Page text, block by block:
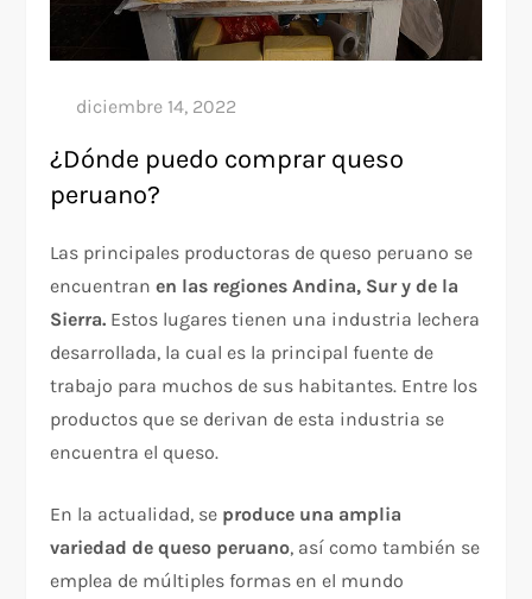
¿Dónde puedo comprar queso
peruano?
Las principales productoras de queso peruano se
encuentranen las regiones Andina, Sur y de la
Sierra. Estos lugares tienen una industria lechera
desarrollada, la cual es la principal fuente de
trabajo para muchos de sus habitantes. Entre los
productos que se derivan de esta industria se
encuentra el queso.
En la actualidad, se produce una amplia
variedad de queso peruano, así como también se
emplea de múltiples formas en el mundo